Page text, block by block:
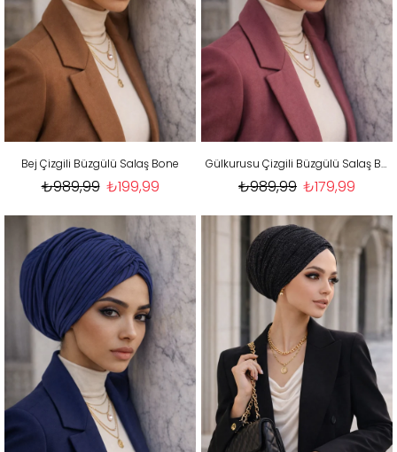
Bej Çizgili Büzgülü Salaş Bone
₺199,99
₺989,99
Gülkurusu Çizgili Büzgülü Salaş Bone
₺179,99
₺989,99